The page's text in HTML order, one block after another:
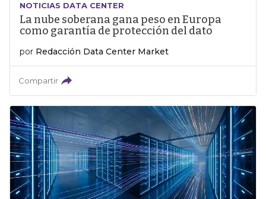
NOTICIAS DATA CENTER
La nube soberana gana peso en Europa
como garantía de protección del dato
por Redacción Data Center Market
Compartir